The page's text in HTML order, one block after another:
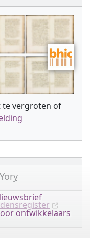
te vergroten of
Yory
ontwikkelaars